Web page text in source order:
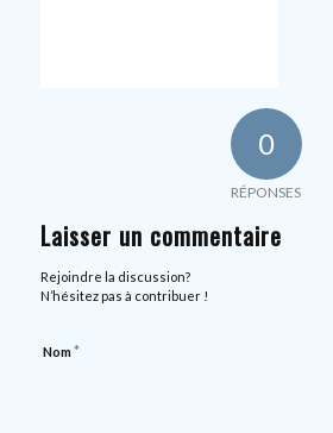
0
RÉPONSES
Laisser un commentaire
Rejoindre la discussion?
N’hésitez pas à contribuer !
Nom*